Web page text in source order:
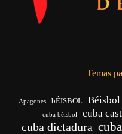
Temas
Apagones bÉISBOL Béisbol
cuba béisbol cuba
cuba dictadura